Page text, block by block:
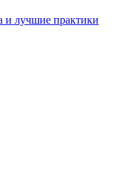
и лучшие практики